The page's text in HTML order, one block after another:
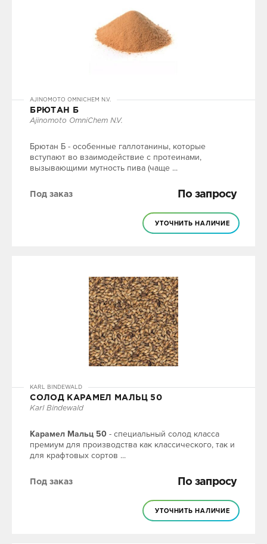
AJINOMOTO OMNICHEM N.V.
БРЮТАН Б
Ajinomoto OmniChem N.V.
Брютан Б - особенные галлотанины, которые
вступают во взаимодействие с протеинами,
вызывающими мутность пива (чаще ...
Под заказ По запросу
УТОЧНИТЬ НАЛИЧИЕ
KARL BINDEWALD
СОЛОД КАРАМЕЛ МАЛЬЦ 50
Karl Bindewald
Карамел Мальц 50 - специальный солод класса
премиум для производства как классического, так и
для крафтовых сортов ...
Под заказ По запросу
УТОЧНИТЬ НАЛИЧИЕ